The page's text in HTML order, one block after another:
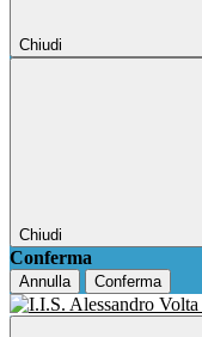
Chiudi
Chiudi
Conferma
Annulla Conferma